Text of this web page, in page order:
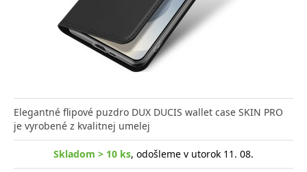
Elegantné flipové puzdro DUX DUCIS wallet case SKIN PRO
je vyrobené z kvalitnej umelej
Skladom > 10 ks, odošleme v utorok 11. 08.